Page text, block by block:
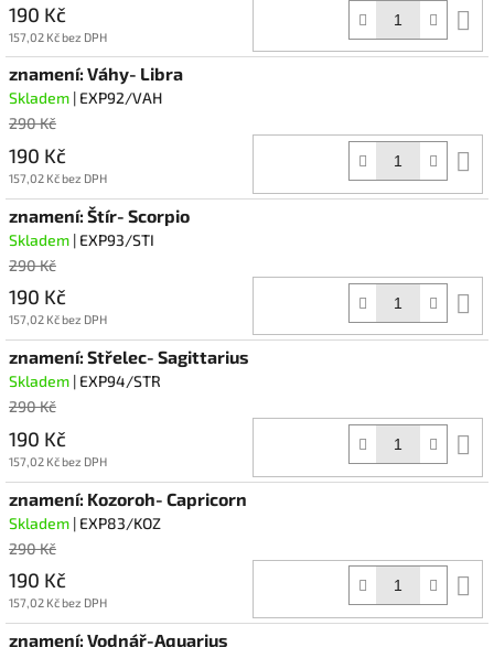
190 Kč
157,02 Kč bez DPH
znamení: Váhy- Libra
Skladem | EXP92/VAH
290 Kč
190 Kč
157,02 Kč bez DPH
znamení: Štír- Scorpio
Skladem | EXP93/STI
290 Kč
190 Kč
157,02 Kč bez DPH
znamení: Střelec- Sagittarius
Skladem | EXP94/STR
290 Kč
190 Kč
157,02 Kč bez DPH
znamení: Kozoroh- Capricorn
Skladem | EXP83/KOZ
290 Kč
190 Kč
157,02 Kč bez DPH
znamení: Vodnář-Aquarius